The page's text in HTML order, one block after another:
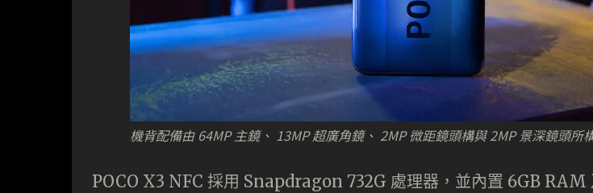
機背配備由 64MP 主鏡、 13MP 超廣角鏡、 2MP 微距鏡頭構與 2MP 景深鏡頭所
POCO X3 NFC 採用 Snapdragon 732G 處理器，並內置 6GB RAM